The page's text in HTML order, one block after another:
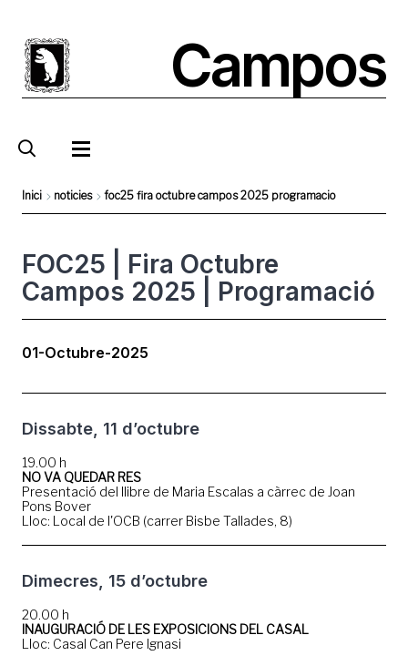
contingut
Campos
d'Ariadna
Inici noticies foc25 fira octubre campos 2025 programacio
FOC25 | Fira Octubre
Campos 2025 | Programació
01-Octubre-2025
Dissabte, 11 d’octubre
19.00 h
NO VA QUEDAR RES
Presentació del llibre de Maria Escalas a càrrec de Joan
Pons Bover
Lloc: Local de l'OCB (carrer Bisbe Tallades, 8)
Dimecres, 15 d’octubre
20.00 h
INAUGURACIÓ DE LES EXPOSICIONS DEL CASAL
Lloc: Casal Can Pere Ignasi